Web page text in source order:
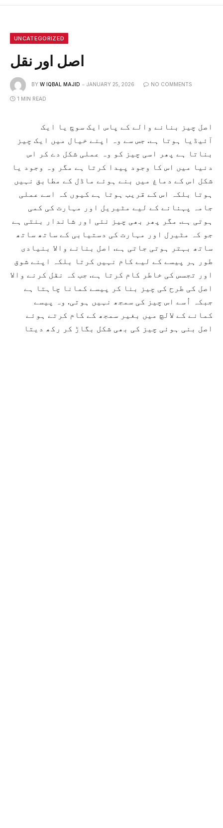
UNCATEGORIZED
اصل اور نقل
BY W IQBAL MAJID JANUARY 25, 2026 NO COMMENTS
1 MIN READ
اصل چیز بنانے والے کے پاس ایک سوچ یا ایک
آئیڈیا ہوتا ہے. جس سے وہ اپنے خیال میں ایک چیز
بناتا ہے پھر اسی چیز کو وہ عملی شکل دے کر اس
دنیا میں اس کا وجود پیدا کرتا ہے مگر وہ وجود یا
شکل اس کے دماغ میں بنے ہوئے ماڈل کے مطابق نہیں
ہوتا بلکہ اس کے قریب ہوتا ہے کیوں کہ اسے عملی
جامہ پہنانے کے لیے مٹیریل اور مہارت کی کمی
ہوتی ہے. مگر پھر بھی چیز نئی اور شاندار بنتی ہے
جو کہ مٹیرل اور مہارت کی دستیابی کے ساتھ ساتھ
ساتھ بہتر ہوتی جاتی ہے. اصل بنانے والا بنیادی
طور ہر پیسے کے لیے کام نہیں کرتا بلکہ اپنے شوق
اور تجسس کی خاطر کام کرتا ہے. جب کہ نقل کرنے والا
اصل کی طرح کی چیز بنا کر پیسے کمانا چاہتا ہے
جبکہ اُسے اس چیز کی سمجھ نہیں ہوتی. وہ پیسے
کمانے کے لالچ میں بغیر سمجھ کے کام کرتے ہوئے
اصل بنی ہوئی چیز کی بھی شکل بگاڑ کر رکھ دیتا